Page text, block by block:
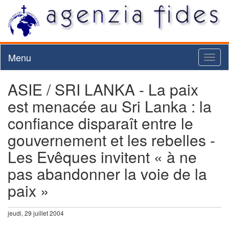
Menu
ASIE / SRI LANKA - La paix
est menacée au Sri Lanka : la
confiance disparaît entre le
gouvernement et les rebelles -
Les Evêques invitent « à ne
pas abandonner la voie de la
paix »
jeudi, 29 juillet 2004